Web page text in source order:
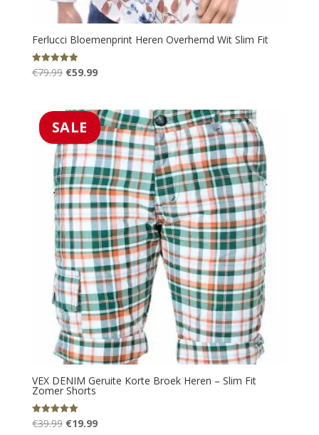
Ferlucci Bloemenprint Heren Overhemd Wit Slim Fit
Gewaardeerd
5.00
€79.99 Oorspronkelijke
€79.99.
€59.99Huidige
€59.99.
SALE
VEX DENIM Geruite Korte Broek Heren – Slim Fit
Zomer Shorts
Gewaardeerd
5.00
€39.99 Oorspronkelijke
€19.99Huidige